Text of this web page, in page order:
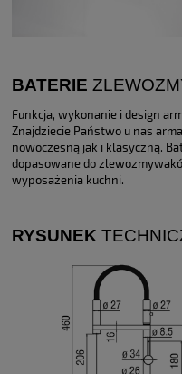
BATERIE
Funkcja, wykonanie i design
Znajdziecie Państwo u nas
nowoczesną jak i klasyczną.
dopasowane do
wyposażenia kuchni.
RYSUNEK